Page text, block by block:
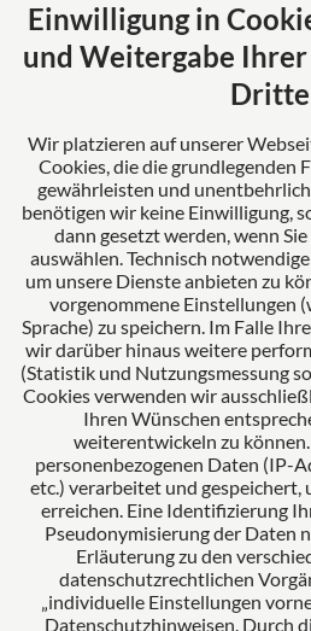
Über uns
Mertl Pösl Rechtsanwälte
Fortschritt und Kompetenz.
Partner stehen wir für
erstklassige Betreuung
Das europäische Kanzlei-
Zertifiziertes
Einwilligung in
und Weitergabe
Dritte
Wir platzieren auf unserer
Cookies, die die grundlegenden
gewährleisten und
benötigen wir keine Einwilligung,
dann gesetzt werden, wenn
auswählen. Technisch
um unsere Dienste anbieten zu
vorgenommene Einstellungen
Sprache) zu speichern. Im Falle
wir darüber hinaus weitere
(Statistik und Nutzungsmessung
Cookies verwenden wir
Ihren Wünschen
weiterentwickeln zu
personenbezogenen Daten (IP-
etc.) verarbeitet und gespeichert,
erreichen. Eine Identifizierung
Pseudonymisierung der Daten
Erläuterung zu den
datenschutzrechtlichen
„individuelle Einstellungen
Datenschutzhinweisen. Durch